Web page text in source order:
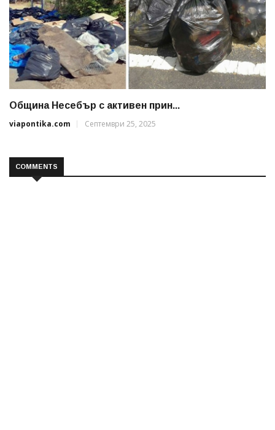
Община Несебър с активен прин...
viapontika.com
Септември 25, 2025
COMMENTS